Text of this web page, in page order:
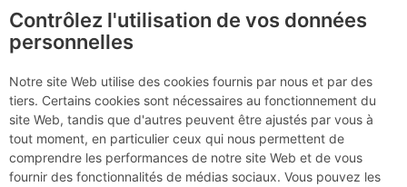
Aiguille de la Vanoise :
Missing Link et Petite
Pasquier
21 - 22 juin 2017
Contrôlez l'utilisation de vos données
personnelles
Notre site Web utilise des cookies fournis par nous et par des
tiers. Certains cookies sont nécessaires au fonctionnement du
site Web, tandis que d'autres peuvent être ajustés par vous à
tout moment, en particulier ceux qui nous permettent de
comprendre les performances de notre site Web et de vous
fournir des fonctionnalités de médias sociaux. Vous pouvez les